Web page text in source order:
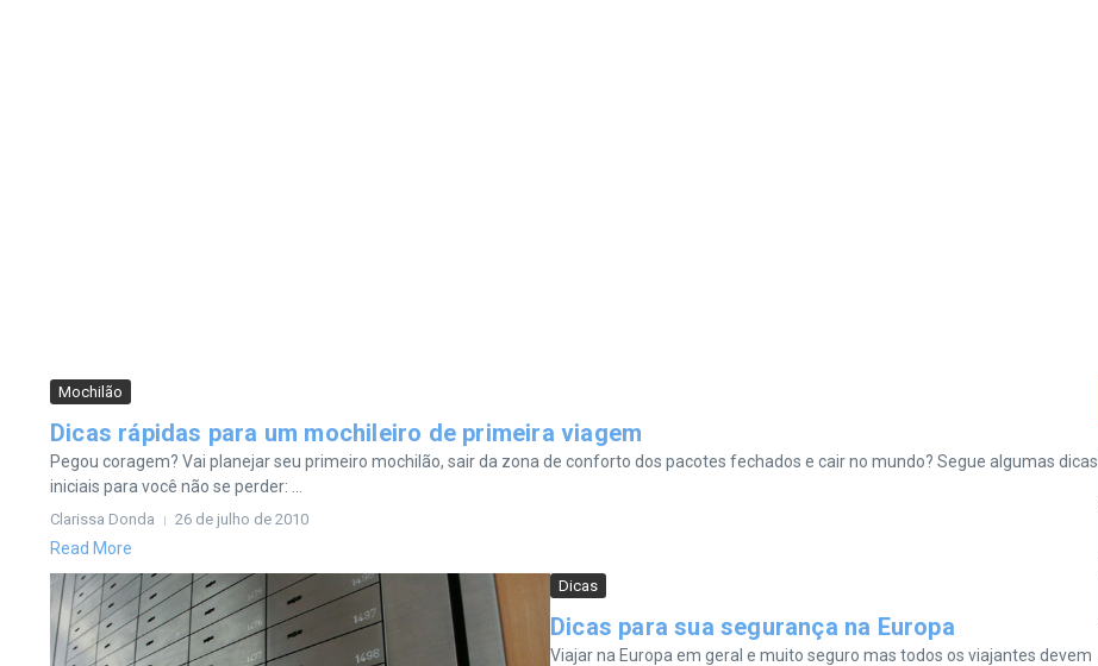
Mochilão
Dicas rápidas para um mochileiro de primeira viagem
Pegou coragem? Vai planejar seu primeiro mochilão, sair da zona de conforto dos pacotes fechados e cair no mundo? Segue algumas dicas
iniciais para você não se perder: ...
Clarissa Donda 26 de julho de 2010
Read More
Dicas
Dicas para sua segurança na Europa
Viajar na Europa em geral e muito seguro mas todos os viajantes devem